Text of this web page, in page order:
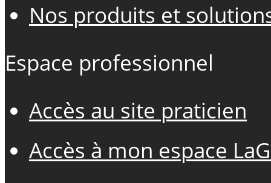
Nos produits et
Espace professionnel
Accès au site praticien
Accès à mon espace